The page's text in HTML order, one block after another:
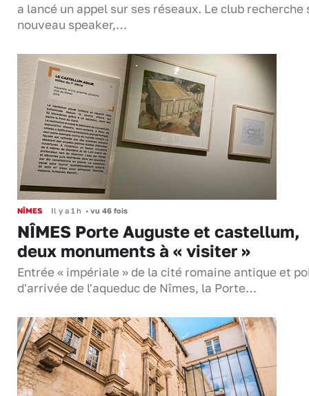
a lancé un appel sur ses réseaux. Le club recherche
nouveau speaker,…
NÎMES Il y a 1 h • vu 46 fois
NÎMES Porte Auguste et castellum,
deux monuments à « visiter »
Entrée « impériale » de la cité romaine antique et
d'arrivée de l'aqueduc de Nîmes, la Porte…